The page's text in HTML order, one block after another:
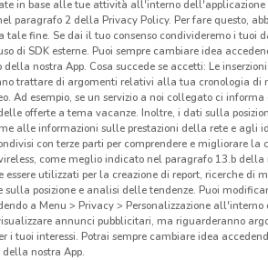
15.5 km
in base alle tue attività all'interno dell'applicazione
paragrafo 2 della Privacy Policy. Per fare questo,
fine. Se dai il tuo consenso condivideremo i tuoi
di SDK esterne. Puoi sempre cambiare idea
nostra App. Cosa succede se accetti: Le
trattare di argomenti relativi alla tua cronologia di
Ad esempio, se un servizio a noi collegato ci
offerte a tema vacanze. Inoltre, i dati sulla
alle informazioni sulle prestazioni della rete e agli
con terze parti per comprendere e migliorare la
come meglio indicato nel paragrafo 13.b della
utilizzati per la creazione di report, ricerche di
posizione e analisi delle tendenze. Puoi
a Menu > Privacy > Personalizzazione all'interno
annunci pubblicitari, ma riguarderanno
i tuoi interessi. Potrai sempre cambiare idea
nostra App.